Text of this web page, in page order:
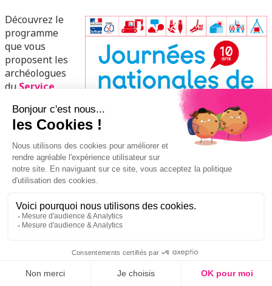
Découvrez le
programme
que vous
proposent les
archéologues
du Service
archéologique de la Ville de Lyonet les autres acteurs
de l’archéologie lyonnaise aux musées Gadagne, au
Village de l’Archéologie de Lugdunum – Musée &
à l’occasion des Journées nationales de l’archéologie
2019.